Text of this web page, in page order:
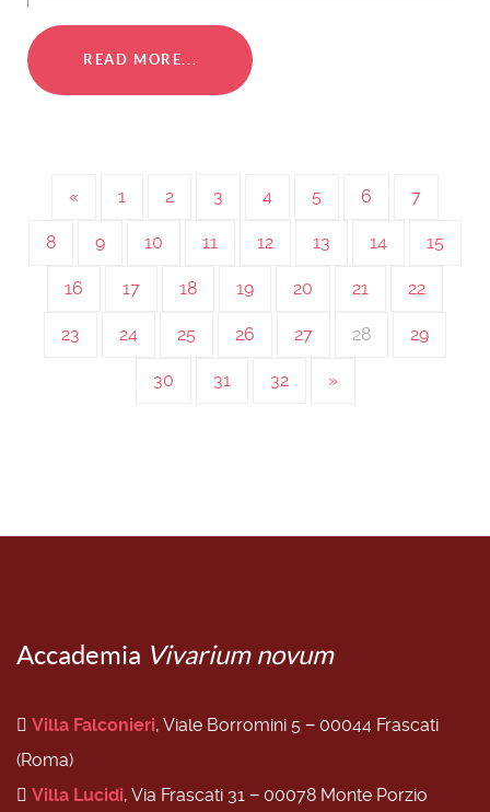
READ MORE...
« 1 2 3 4 5 6 7
8 9 10 11 12 13 14 15
16 17 18 19 20 21 22
23 24 25 26 27 28 29
30 31 32 »
Accademia Vivarium novum
Villa Falconieri, Viale Borromini 5 − 00044 Frascati
(Roma)
Villa Lucidi, Via Frascati 31 − 00078 Monte Porzio